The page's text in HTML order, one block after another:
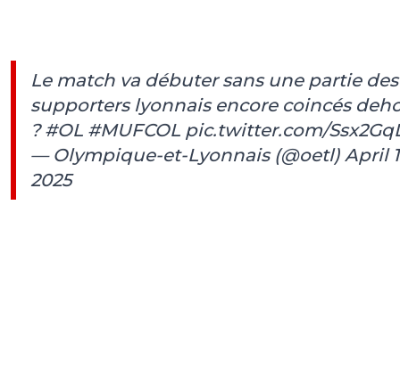
Le match va débuter sans une partie des
supporters lyonnais encore coincés
?#OL #MUFCOL pic.twitter.com/
— Olympique-et-Lyonnais (@oetl) April
2025